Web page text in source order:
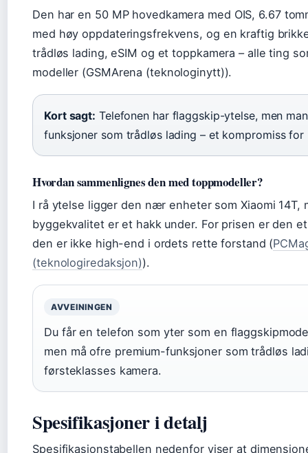
Den har en 50 MP hovedkamera med OIS, 6.67
med høy oppdateringsfrekvens, og en kraftig
trådløs lading, eSIM og et toppkamera – alle ting
modeller (GSMArena (teknologinytt)).
Kort sagt: Telefonen har flaggskip-ytelse, men
funksjoner som trådløs lading – et kompromiss for
Hvordan sammenlignes den med toppmodeller?
I rå ytelse ligger den nær enheter som Xiaomi 14T,
byggekvalitet er et hakk under. For prisen er den
den er ikke high-end i ordets rette forstand (
(teknologiredaksjon)).
AVVEININGEN
Du får en telefon som yter som en
men må ofre premium-funksjoner som trådløs
førsteklasses kamera.
Spesifikasjoner i detalj
Spesifikasjonstabellen nedenfor viser at